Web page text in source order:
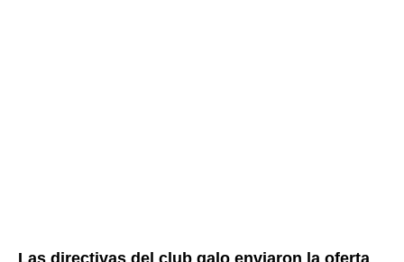
Las directivas del club galo enviaron la oferta